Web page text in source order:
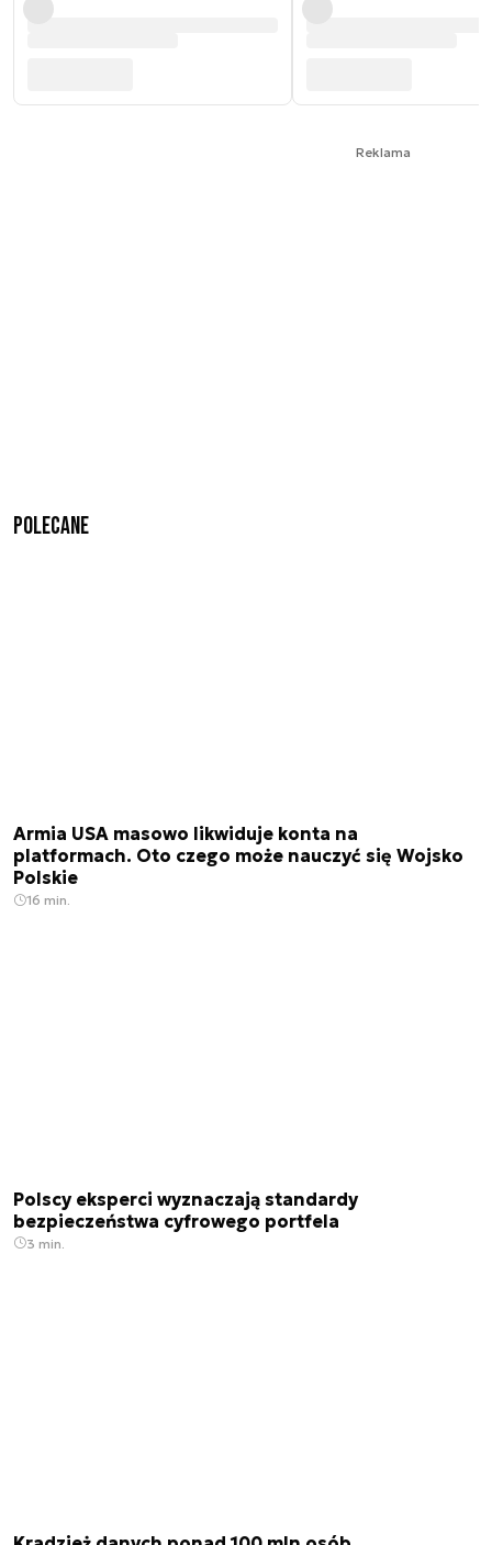
Reklama
Polecane
Armia USA masowo likwiduje konta na
platformach. Oto czego może nauczyć się Wojsko
Polskie
16 min.
Polscy eksperci wyznaczają standardy
bezpieczeństwa cyfrowego portfela
3 min.